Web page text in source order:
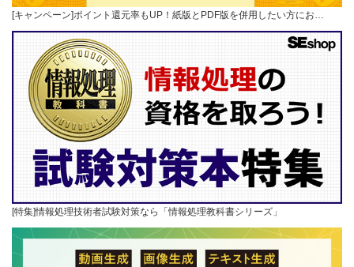
[キャンペーン]ポイント還元率もUP！紙版とPDF版を併用したい方にお…
[特集]情報処理技術者試験対策なら「情報処理教科書シリーズ」